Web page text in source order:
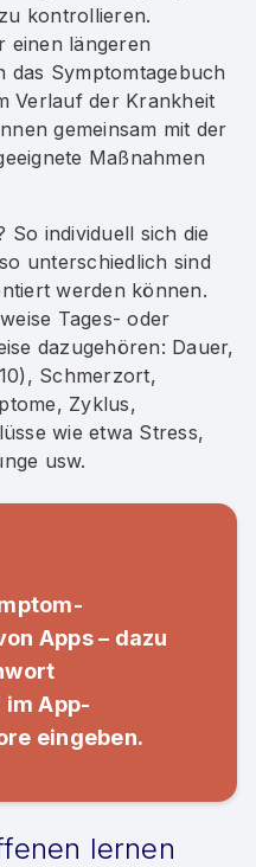
kontrollieren.
einen längeren
das Symptomtagebuch
Verlauf der Krankheit
gemeinsam mit der
Maßnahmen
So individuell sich die
unterschiedlich sind
werden können.
Tages- oder
dazugehören: Dauer,
Schmerzort,
Zyklus,
wie etwa Stress,
usw.
Apps – dazu
im App-
eingeben.
lernen